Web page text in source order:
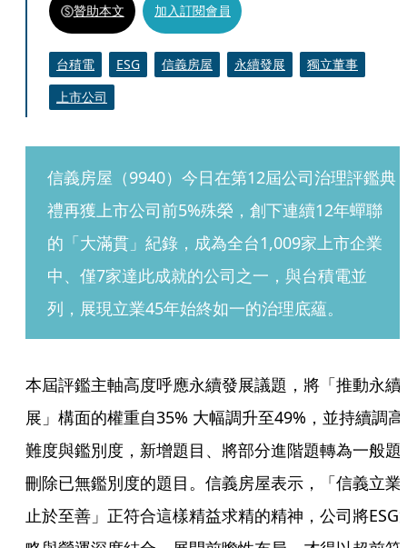
贊助本文 加入訂閱會員
台積電 ESG 信義房屋 永續發展
獨立董事
上市公司
信義房屋（9940）今日在第12屆公司治理評鑑典
禮再獲上市公司前5%殊榮，創下連續12年蟬聯
的「大滿貫」紀錄，成為全台1,009家上市企業
中、僅7家達此成就的公司之一，與台積電並
列，展現立業45年始終如一的治理底蘊。
本屆評鑑主軸高度呼應永續發展議題，將「推動永續
展」構面的權重自35% 大幅調升至49%，並持續調高
難度與鑑別度，新增題目、將部分進階題轉為一般題
刪除已無鑑別度的題目。信義房屋表示，「信義立業
止於至善」正符合這樣精益求精的精神，公司將ESG